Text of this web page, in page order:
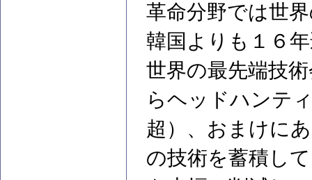
革命分野では世
韓国よりも１６
世界の最先端技
らヘッドハンテ
超）、おまけに
の技術を蓄積し